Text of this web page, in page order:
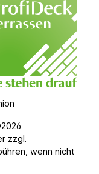
zzgl.
wenn nicht